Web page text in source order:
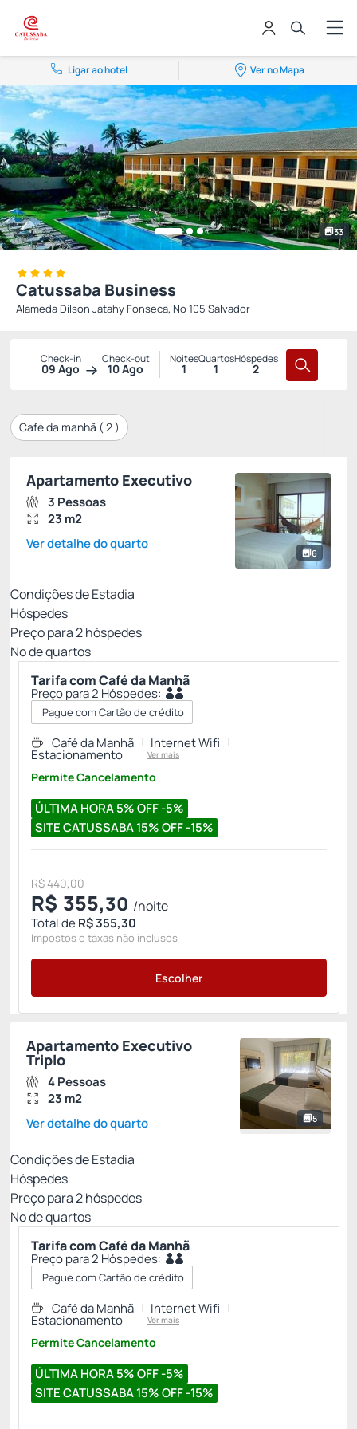
Ligar ao hotel Ver no Mapa
33
Catussaba Business
Alameda Dilson Jatahy Fonseca, Nº 105 Salvador
Check-in
09 Ago
Check-out
10 Ago
Noites
1
Quartos
1
Hóspedes
2
Café da manhã ( 2)
6
Apartamento Executivo
3 Pessoas
23 m2
Ver detalhe do quarto
Condições de Estadia
Hóspedes
Preço para2hóspedes
Nº de quartos
Tarifa com Café da Manhã
Preço para 2 Hóspedes:
Pague com Cartão de crédito
ÚLTIMA HORA 5% OFF -5%
SITE CATUSSABA 15% OFF -15%
Café da Manhã Internet Wifi
Estacionamento Ver mais
Permite Cancelamento
R$ 440,00
R$ 355,30 /noite
Total deR$ 355,30
Impostos e taxas não inclusos
Escolher
5
Apartamento Executivo
Triplo
4 Pessoas
23 m2
Ver detalhe do quarto
Condições de Estadia
Hóspedes
Preço para2hóspedes
Nº de quartos
Tarifa com Café da Manhã
Preço para 2 Hóspedes:
Pague com Cartão de crédito
ÚLTIMA HORA 5% OFF -5%
SITE CATUSSABA 15% OFF -15%
Café da Manhã Internet Wifi
Estacionamento Ver mais
Permite Cancelamento